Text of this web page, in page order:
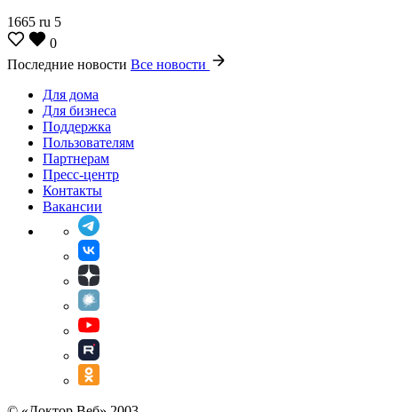
1665 ru 5
0
Последние новости Все новости
Для дома
Для бизнеса
Поддержка
Пользователям
Партнерам
Пресс-центр
Контакты
Вакансии